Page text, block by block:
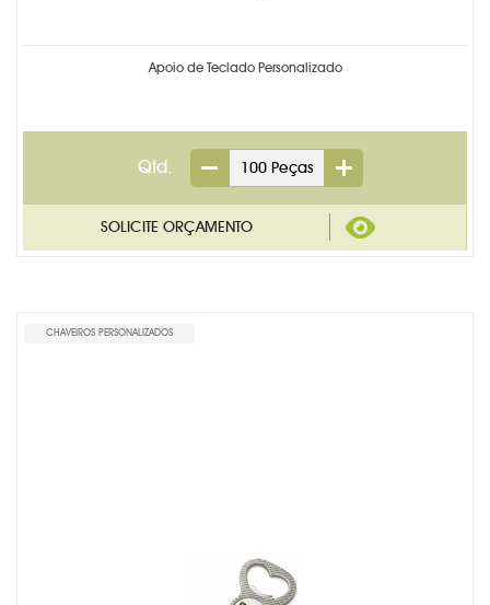
Apoio de Teclado Personalizado
Qtd.
CHAVEIROS PERSONALIZADOS